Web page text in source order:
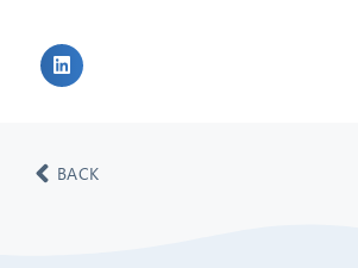
BACK